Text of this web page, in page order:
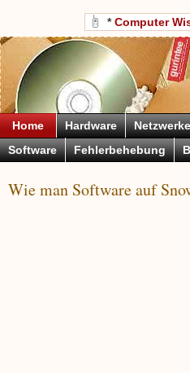
*Computer
Home Hardware Netzwerke
Software
Fehlerbehebung
Wie man Software auf